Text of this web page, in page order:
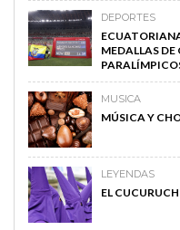
DEPORTES
MEDALLAS DE
MUSICA
MÚSICA Y
LEYENDAS
EL